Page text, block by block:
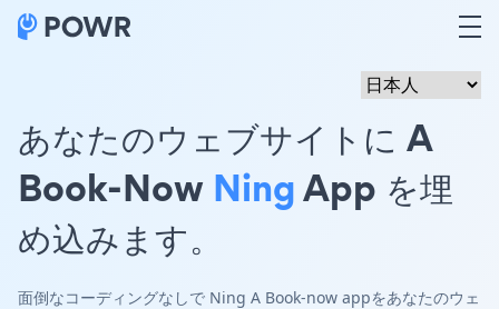
あなたのウェブサイトに A
Book-Now NingApp を埋
め込みます。
面倒なコーディングなしで Ning A Book-now appをあなたのウェ